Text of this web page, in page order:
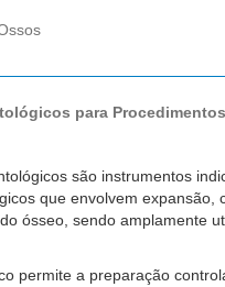
para
são instrumentos
que envolvem expansão,
ósseo, sendo amplamente
permite a preparação